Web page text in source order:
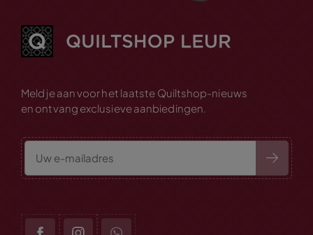
Meld je aan voor het laatste Quiltshop-nieuws
en ontvang exclusieve aanbiedingen.